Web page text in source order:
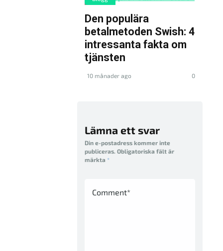
Den populära
betalmetoden Swish: 4
intressanta fakta om
tjänsten
10 månader ago 0
Lämna ett svar
Din e-postadress kommer inte
publiceras. Obligatoriska fält är
märkta *